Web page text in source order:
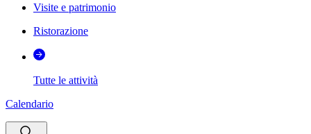
Visite e patrimonio
Ristorazione
Tutte le attività
Calendario